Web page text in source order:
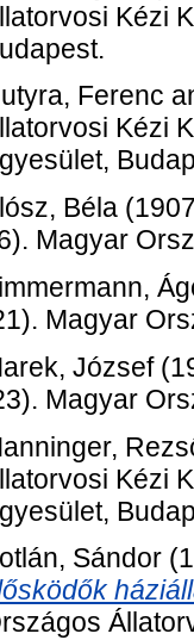
Kézi
Ferenc
Kézi
Béla
Magyar
Magyar
József
Magyar
Kézi
Sándor